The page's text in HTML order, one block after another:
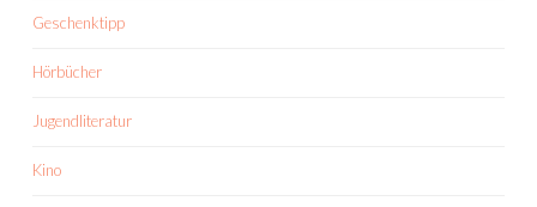
Geschenktipp
Hörbücher
Jugendliteratur
Kino